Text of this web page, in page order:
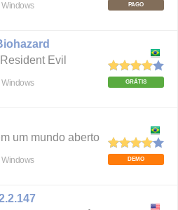
PAGO
Windows
Evil
GRÁTIS
Windows
um mundo aberto
DEMO
Windows